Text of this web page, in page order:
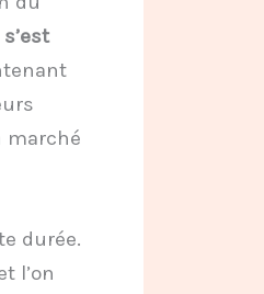
marché
durée.
l’on